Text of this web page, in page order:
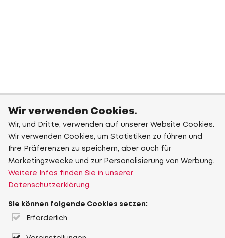
Wir verwenden Cookies.
Wir, und Dritte, verwenden auf unserer Website Cookies.
Wir verwenden Cookies, um Statistiken zu führen und
Ihre Präferenzen zu speichern, aber auch für
Marketingzwecke und zur Personalisierung von Werbung.
Weitere Infos finden Sie in unserer
Datenschutzerklärung.
Sie können folgende Cookies setzen:
Erforderlich